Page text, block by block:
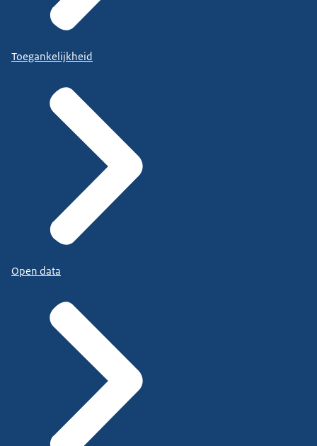
Toegankelijkheid
Open data